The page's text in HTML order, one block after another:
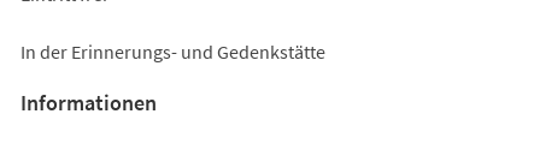
In der Erinnerungs- und Gedenkstätte
Informationen